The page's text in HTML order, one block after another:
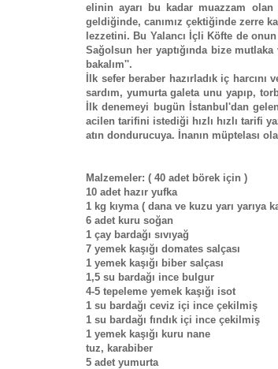
elinin ayarı bu kadar muazzam olan
geldiğinde, canımız çektiğinde zerre
lezzetini. Bu Yalancı İçli Köfte de
Sağolsun her yaptığında bize
bakalım''.
İlk sefer beraber hazırladık iç
sardım, yumurta galeta unu yapıp,
İlk denemeyi bugün İstanbul'dan
acilen tarifini istediği hızlı hızlı tarifi
atın dondurucuya. İnanın müptelası
Malzemeler: ( 40 adet börek için )
10 adet hazır yufka
1 kg kıyma ( dana ve kuzu yarı yarıya
6 adet kuru soğan
1 çay bardağı sıvıyağ
7 yemek kaşığı domates salçası
1 yemek kaşığı biber salçası
1,5 su bardağı ince bulgur
4-5 tepeleme yemek kaşığı isot
1 su bardağı ceviz içi ince çekilmiş
1 su bardağı fındık içi ince çekilmiş
1 yemek kaşığı kuru nane
tuz, karabiber
5 adet yumurta